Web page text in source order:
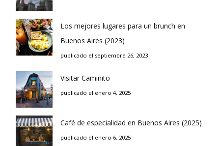
Los mejores lugares para un brunch en
Buenos Aires (2023)
publicado el septiembre 26, 2023
Visitar Caminito
publicado el enero 4, 2025
Café de especialidad en Buenos Aires (2025)
publicado el enero 6, 2025